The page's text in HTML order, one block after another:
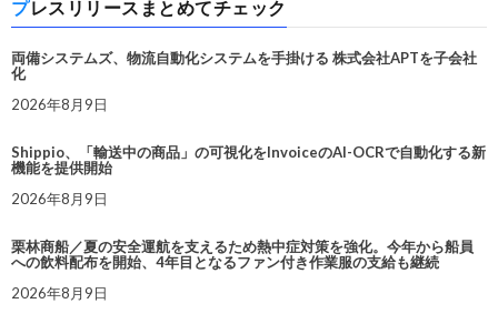
プレスリリースまとめてチェック
両備システムズ、物流自動化システムを手掛ける 株式会社APTを子会社
化
2026年8月9日
Shippio、「輸送中の商品」の可視化をInvoiceのAI-OCRで自動化する新
機能を提供開始
2026年8月9日
栗林商船／夏の安全運航を支えるため熱中症対策を強化。今年から船員
への飲料配布を開始、4年目となるファン付き作業服の支給も継続
2026年8月9日